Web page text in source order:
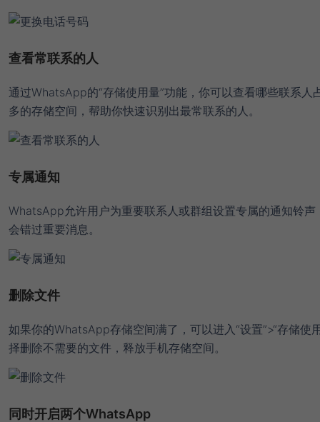
查看常联系的人
通过WhatsApp的“存储使用量”功能，你可以查看哪些联系人
多的存储空间，帮助你快速识别出最常联系的人。
专属通知
WhatsApp允许用户为重要联系人或群组设置专属的通知铃声
会错过重要消息。
删除文件
如果你的WhatsApp存储空间满了，可以进入“设置”>“存储使
择删除不需要的文件，释放手机存储空间。
同时开启两个WhatsApp